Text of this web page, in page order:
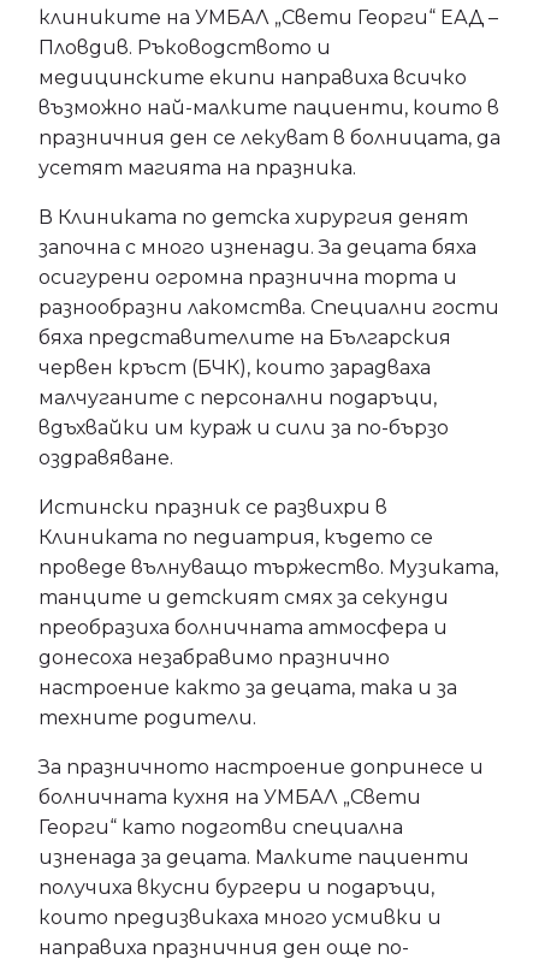
клиниките на УМБАЛ „Свети Георги“ ЕАД –
Пловдив. Ръководството и
медицинските екипи направиха всичко
възможно най-малките пациенти, които в
празничния ден се лекуват в болницата, да
усетят магията на празника.
В Клиниката по детска хирургия денят
започна с много изненади. За децата бяха
осигурени огромна празнична торта и
разнообразни лакомства. Специални гости
бяха представителите на Българския
червен кръст (БЧК), които зарадваха
малчуганите с персонални подаръци,
вдъхвайки им кураж и сили за по-бързо
оздравяване.
Истински празник се развихри в
Клиниката по педиатрия, където се
проведе вълнуващо тържество. Музиката,
танците и детският смях за секунди
преобразиха болничната атмосфера и
донесоха незабравимо празнично
настроение както за децата, така и за
техните родители.
За празничното настроение допринесе и
болничната кухня на УМБАЛ „Свети
Георги“ като подготви специална
изненада за децата. Малките пациенти
получиха вкусни бургери и подаръци,
които предизвикаха много усмивки и
направиха празничния ден още по-